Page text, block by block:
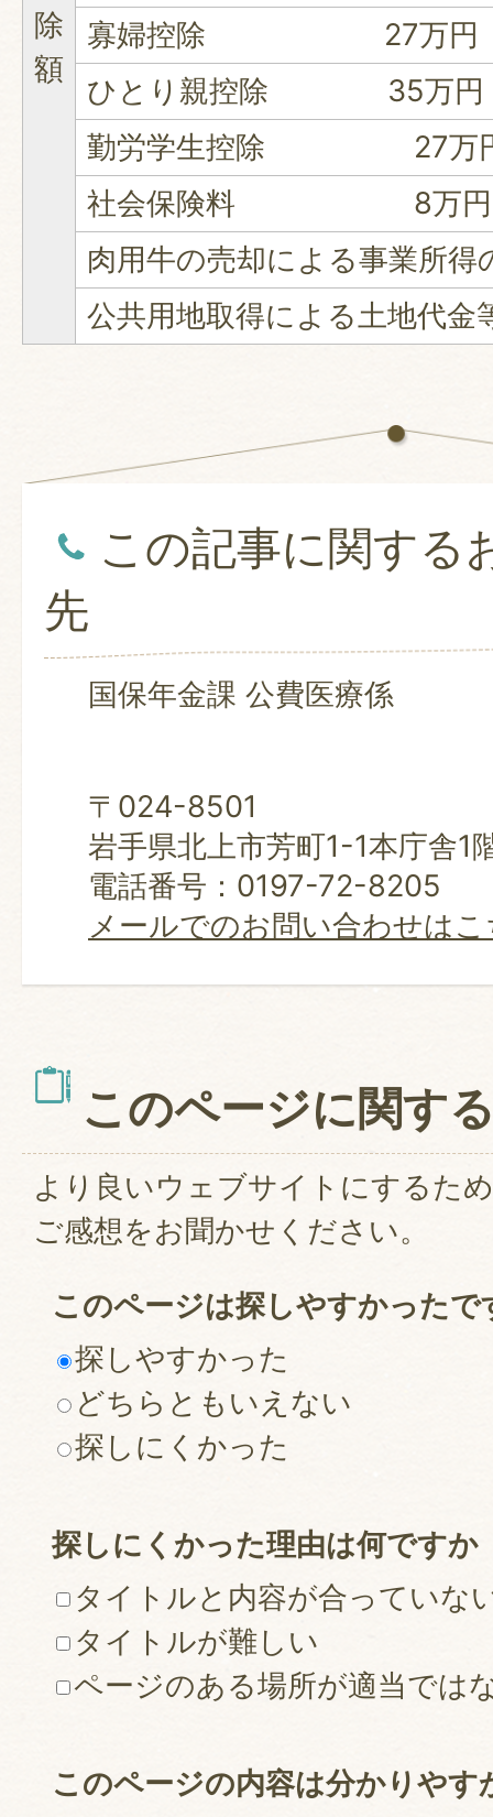
除
額
寡婦控除 27万円
ひとり親控除 35万円
勤労学生控除 27万
社会保険料 8万円（
肉用牛の売却による事業所得
公共用地取得による土地代金
この記事に関する
先
国保年金課 公費医療係
〒024-8501
岩手県北上市芳町1-1本庁舎1
電話番号：0197-72-8205
メールでのお問い合わせは
このページに関す
より良いウェブサイトにするた
ご感想をお聞かせください。
このページは探しやすかったで
探しやすかった
どちらともいえない
探しにくかった
探しにくかった理由は何ですか
タイトルと内容が合っていな
タイトルが難しい
ページのある場所が適当では
このページの内容は分かりやす